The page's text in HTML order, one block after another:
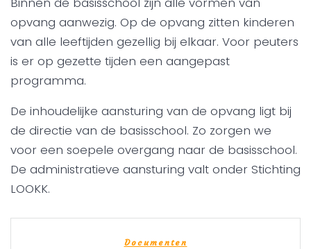
opvang aanwezig. Op de opvang zitten kinderen
van alle leeftijden gezellig bij elkaar. Voor peuters
is er op gezette tijden een aangepast
programma.
De inhoudelijke aansturing van de opvang ligt bij
de directie van de basisschool. Zo zorgen we
voor een soepele overgang naar de basisschool.
De administratieve aansturing valt onder Stichting
LOOKK.
Documenten